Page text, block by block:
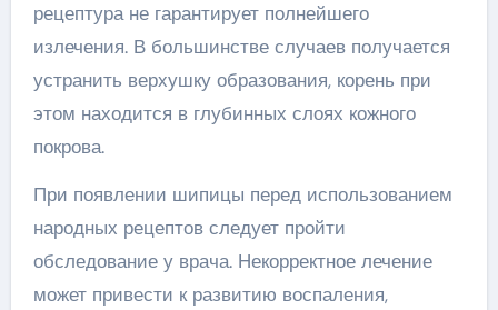
рецептура не гарантирует полнейшего
излечения. В большинстве случаев получается
устранить верхушку образования, корень при
этом находится в глубинных слоях кожного
покрова.
При появлении шипицы перед использованием
народных рецептов следует пройти
обследование у врача. Некорректное лечение
может привести к развитию воспаления,